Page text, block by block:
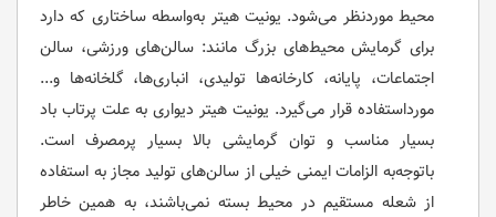
محیط موردنظر می‌شود. یونیت هیتر به‌واسطه ساختاری که دارد
برای گرمایش محیط‌های بزرگ مانند: سالن‌های ورزشی، سالن
اجتماعات، پایانه، کارخانه‌ها تولیدی، انباری‌ها، گلخانه‌ها و...
مورداستفاده قرار می‌گیرد. یونیت هیتر دیواری به علت پرتاب باد
بسیار مناسب و توان گرمایشی بالا بسیار پرمصرف است.
باتوجه‌به الزامات ایمنی خیلی از سالن‌های تولید مجاز به استفاده
از شعله مستقیم در محیط بسته نمی‌باشند، به همین خاطر